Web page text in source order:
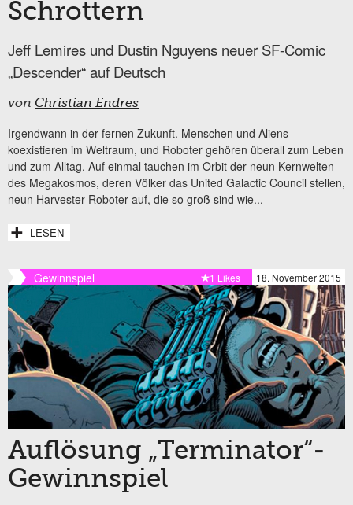
Schrottern
Jeff Lemires und Dustin Nguyens neuer SF-Comic
„Descender“ auf Deutsch
von Christian Endres
Irgendwann in der fernen Zukunft. Menschen und Aliens
koexistieren im Weltraum, und Roboter gehören überall zum Leben
und zum Alltag. Auf einmal tauchen im Orbit der neun Kernwelten
des Megakosmos, deren Völker das United Galactic Council stellen,
neun Harvester-Roboter auf, die so groß sind wie...
LESEN
Gewinnspiel 18. November 2015
1 Likes
Auflösung „Terminator“-
Gewinnspiel